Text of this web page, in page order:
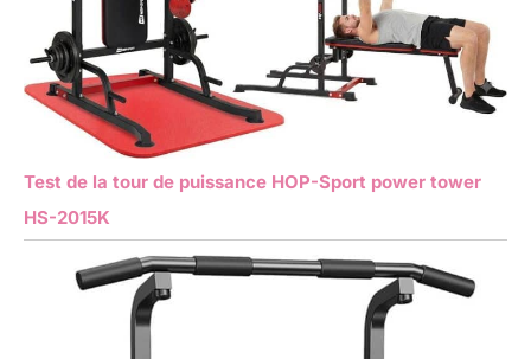
Test de la tour de puissance HOP-Sport power tower
HS-2015K